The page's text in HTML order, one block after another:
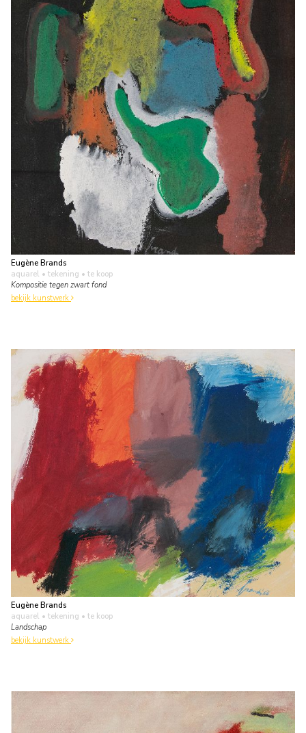
Eugène Brands
aquarel • tekening • te koop
Kompositie tegen zwart fond
bekijk kunstwerk
Eugène Brands
aquarel • tekening • te koop
Landschap
bekijk kunstwerk